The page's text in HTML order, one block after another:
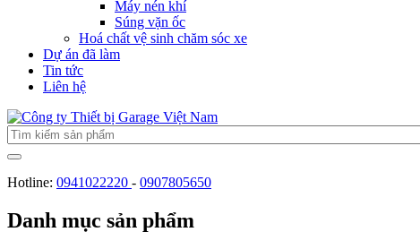
Máy nén khí
Súng vặn ốc
Hoá chất vệ sinh chăm sóc xe
Dự án đã làm
Tin tức
Liên hệ
Hotline: 0941022220 - 0907805650
Danh mục sản phẩm